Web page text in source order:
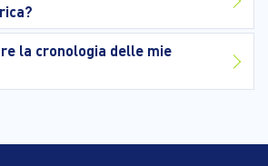
la cronologia delle mie